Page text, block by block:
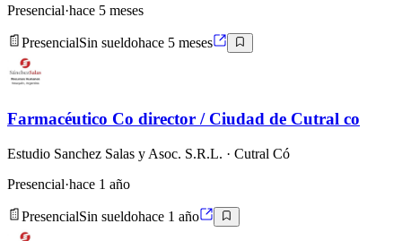
Presencial·hace 5 meses
PresencialSin sueldohace 5 meses
Farmacéutico Co director / Ciudad de Cutral co
Estudio Sanchez Salas y Asoc. S.R.L. · Cutral Có
Presencial·hace 1 año
PresencialSin sueldohace 1 año